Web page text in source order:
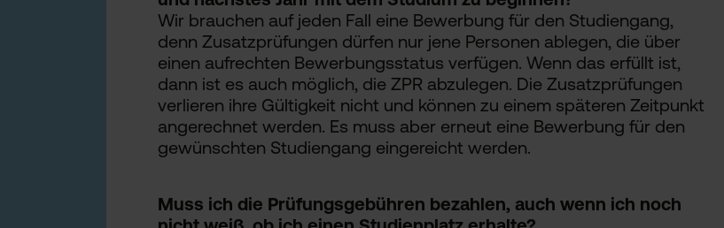
Wir brauchen auf jeden Fall eine Bewerbung für den Studiengang,
denn Zusatzprüfungen dürfen nur jene Personen ablegen, die über
einen aufrechten Bewerbungsstatus verfügen. Wenn das erfüllt ist,
dann ist es auch möglich, die ZPR abzulegen. Die Zusatzprüfungen
verlieren ihre Gültigkeit nicht und können zu einem späteren Zeitpunkt
angerechnet werden. Es muss aber erneut eine Bewerbung für den
gewünschten Studiengang eingereicht werden.
Muss ich die Prüfungsgebühren bezahlen, auch wenn ich noch